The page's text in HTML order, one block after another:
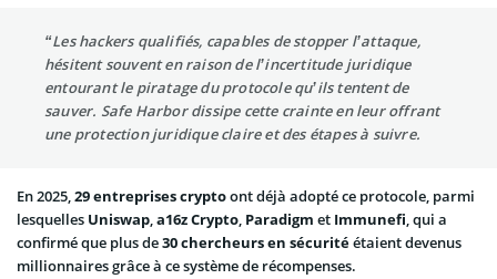
“Les hackers qualifiés, capables de stopper l’attaque,
hésitent souvent en raison de l’incertitude juridique
entourant le piratage du protocole qu’ils tentent de
sauver. Safe Harbor dissipe cette crainte en leur offrant
une protection juridique claire et des étapes à suivre.
En 2025, 29 entreprises cryptoont déjà adopté ce protocole, parmi
lesquelles Uniswap a16z Crypto Paradigm et Immunefi , qui a
confirmé que plus de30 chercheurs en sécuritéétaient devenus
millionnaires grâce à ce système de récompenses.